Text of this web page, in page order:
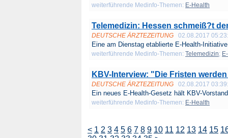
weiterführende Medinfo-Themen: E-Health
Telemedizin: Hessen schmeiß?t
DEUTSCHE ÄRZTEZEITUNG 02.08.2017
Eine am Dienstag etablierte E-Health-
weiterführende Medinfo-Themen: Telemedizin;
KBV-Interview: "Die Fristen
DEUTSCHE ÄRZTEZEITUNG 02.08.2017
Ein neues E-Health-Gesetz hält KBV-
weiterführende Medinfo-Themen: E-Health
< 1 2 3 4 5 6 7 8 9 10 11 12 13 14 15